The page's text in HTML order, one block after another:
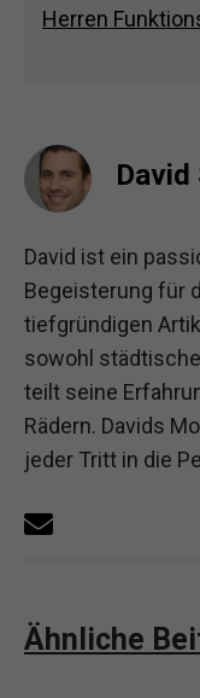
Herren
David
David ist ein
Begeisterung für
tiefgründigen
sowohl
teilt seine
Rädern. Davids
jeder Tritt in die
Ähnliche